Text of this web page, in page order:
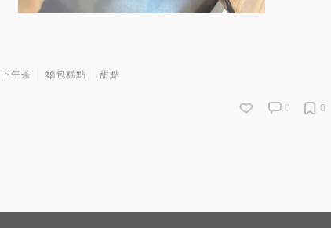
下午茶 麵包糕點 甜點
0 0